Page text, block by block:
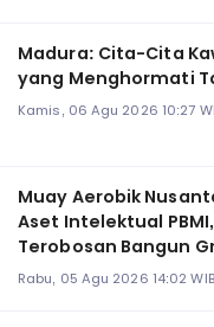
Madura: Cita-Cita
yang Menghormati
Kamis, 06 Agu 2026 10:27
Muay Aerobik
Aset Intelektual
Terobosan Bangun
Rabu, 05 Agu 2026 14:02 WIB